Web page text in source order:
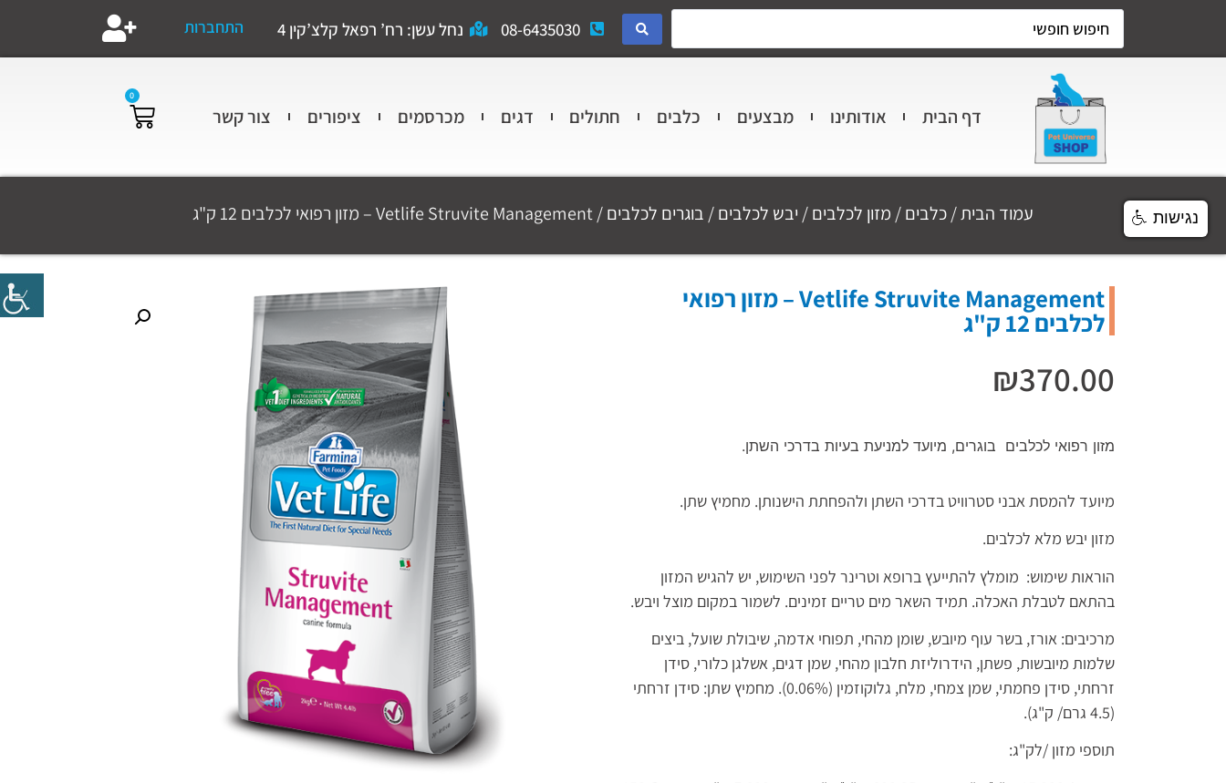
08-6435030 נחל עשן: רח’ רפאל קלצ’קין 4 התחברות
דף הבית אודותינו מבצעים כלבים חתולים דגים מכרסמים ציפורים צור קשר
0
עמוד הבית/כלבים/ מזון לכלבים/ יבש לכלבים/ בוגרים לכלבים/ Vetlife Struvite Management – מזון רפואי לכלבים 12 ק"ג
Vetlife Struvite Management – מזון רפואי
לכלבים 12 ק"ג
₪370.00
מזון רפואי לכלבים בוגרים, מיועד למניעת בעיות בדרכי השתן.
מיועד להמסת אבני סטרוויט בדרכי השתן ולהפחתת הישנותן. מחמיץ שתן.
מזון יבש מלא לכלבים.
הוראות שימוש: מומלץ להתייעץ ברופא וטרינר לפני השימוש, יש להגיש המזון
בהתאם לטבלת האכלה. תמיד השאר מים טריים זמינים. לשמור במקום מוצל ויבש.
מרכיבים: אורז, בשר עוף מיובש, שומן מהחי, תפוחי אדמה, שיבולת שועל, ביצים
שלמות מיובשות, פשתן, הידרוליזת חלבון מהחי, שמן דגים, אשלגן כלורי, סידן
זרחתי, סידן פחמתי, שמן צמחי, מלח, גלוקוזמין (0.06%). מחמיץ שתן: סידן זרחתי
(4.5 גרם/ ק"ג).
תוספי מזון /לק"ג:
נגישות